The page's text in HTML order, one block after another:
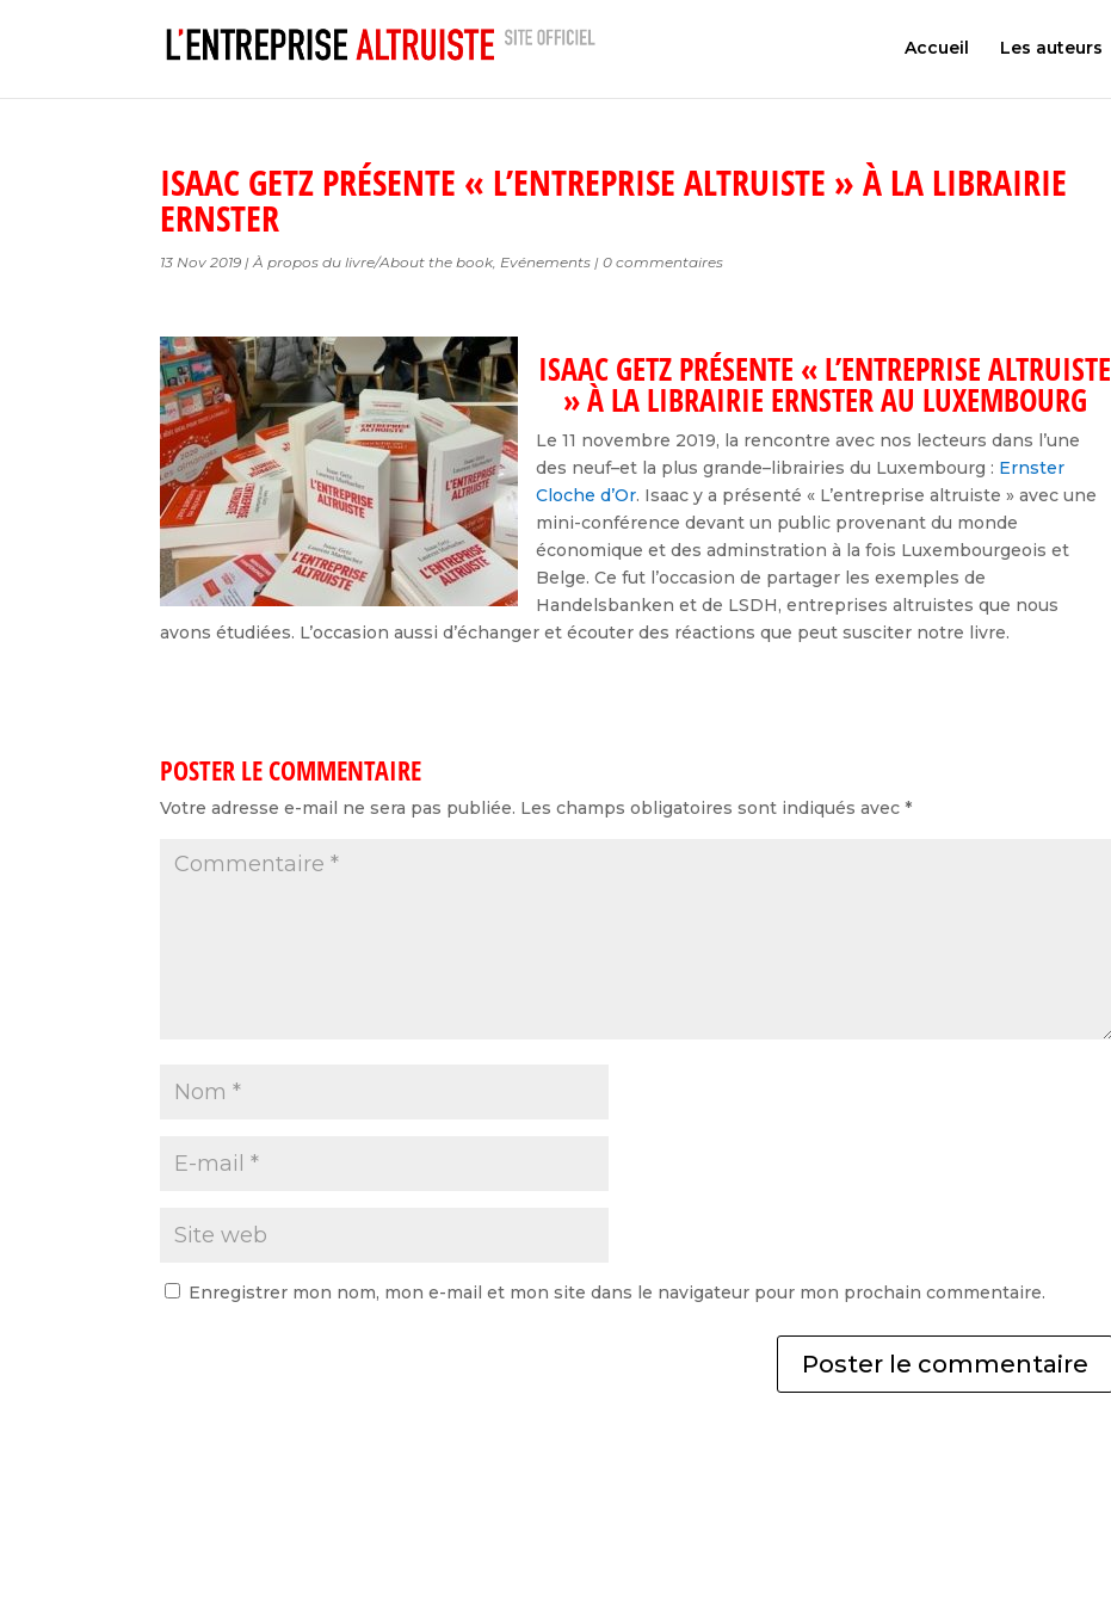
Accueil Les auteurs
ISAAC GETZ PRÉSENTE « L’ENTREPRISE ALTRUISTE » À LA LIBRAIRIE
ERNSTER
13 Nov 2019 |À propos du livre/About the book, Evénements |0 commentaires
ISAAC GETZ PRÉSENTE « L’ENTREPRISE ALTRUISTE
» À LA LIBRAIRIE ERNSTER AU LUXEMBOURG
Le 11 novembre 2019, la rencontre avec nos lecteurs dans l’une
des neuf–et la plus grande–librairies du Luxembourg : Ernster
Cloche d’Or. Isaac y a présenté « L’entreprise altruiste » avec une
mini-conférence devant un public provenant du monde
économique et des adminstration à la fois Luxembourgeois et
Belge. Ce fut l’occasion de partager les exemples de
Handelsbanken et de LSDH, entreprises altruistes que nous
avons étudiées. L’occasion aussi d’échanger et écouter des réactions que peut susciter notre livre.
POSTER LE COMMENTAIRE
Votre adresse e-mail ne sera pas publiée. Les champs obligatoires sont indiqués avec*
Enregistrer mon nom, mon e-mail et mon site dans le navigateur pour mon prochain commentaire.